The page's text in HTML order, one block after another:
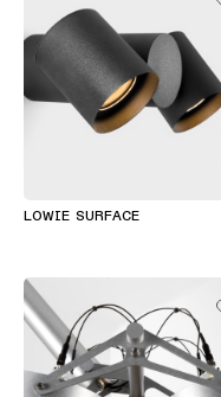
LOWIE SURFACE